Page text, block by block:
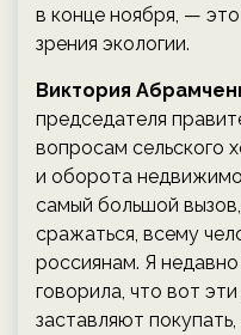
в конце ноября, —
зрения экологии.
Виктория
председателя
вопросам сельского
и оборота
самый большой
сражаться, всему
россиянам. Я
говорила, что вот
заставляют